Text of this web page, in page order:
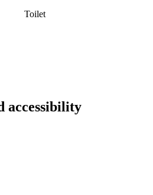
Toilet
accessibility